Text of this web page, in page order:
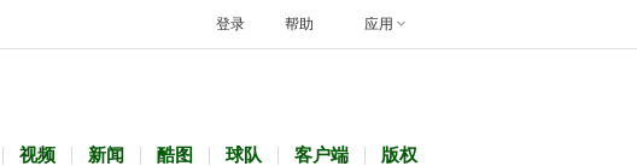
帮助 应用
登录
视频 新闻 酷图 球队 客户端 版权